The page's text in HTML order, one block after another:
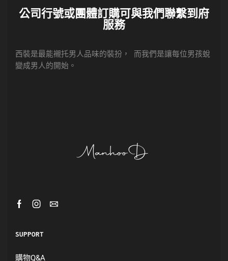
公司行號或團體訂購可與我們聯繫到府
服務
西裝是最能襯托男人品味的裝扮， 而我們是讓每位男孩蛻
變成男人的開始。
SUPPORT
購物Q&A